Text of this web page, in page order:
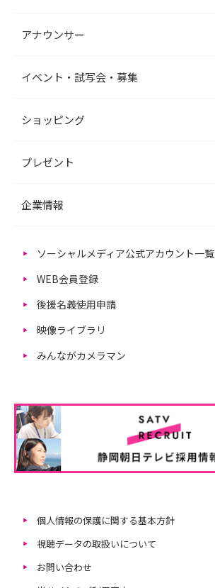
アナウンサー
イベント・試写会・募集
ショッピング
プレゼント
企業情報
ソーシャルメディア公式アカウント一覧
WEB会員登録
後援名義使用申請
映像ライブラリ
みんながカメラマン
個人情報の保護に関する基本方針
視聴データの取扱いについて
お問い合わせ